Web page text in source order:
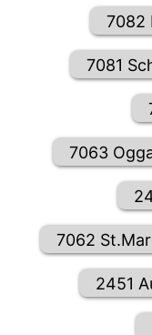
7082
7081
7063
7062
2451